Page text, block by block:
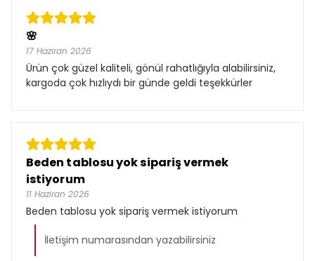
🌸
17 Haziran 2026
Ürün çok güzel kaliteli, gönül rahatlığıyla alabilirsiniz,
kargoda çok hızlıydı bir günde geldi teşekkürler
Beden tablosu yok sipariş vermek
istiyorum
11 Haziran 2026
Beden tablosu yok sipariş vermek istiyorum
İletişim numarasından yazabilirsiniz